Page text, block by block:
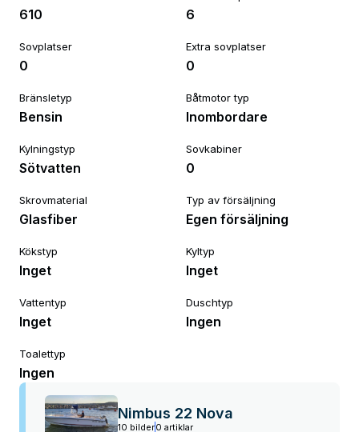
610 6
Sovplatser
0
Extra sovplatser
0
Bränsletyp
Bensin
Båtmotor typ
Inombordare
Kylningstyp
Sötvatten
Sovkabiner
0
Skrovmaterial
Glasfiber
Typ av försäljning
Egen försäljning
Kökstyp
Inget
Kyltyp
Inget
Vattentyp
Inget
Duschtyp
Ingen
Toalettyp
Ingen
Nimbus 22 Nova
10 bilder0 artiklar